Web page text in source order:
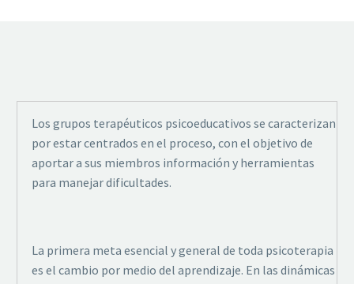
Los grupos terapéuticos psicoeducativos se caracterizan
por estar centrados en el proceso, con el objetivo de
aportar a sus miembros información y herramientas
para manejar dificultades.
La primera meta esencial y general de toda psicoterapia
es el cambio por medio del aprendizaje. En las dinámicas